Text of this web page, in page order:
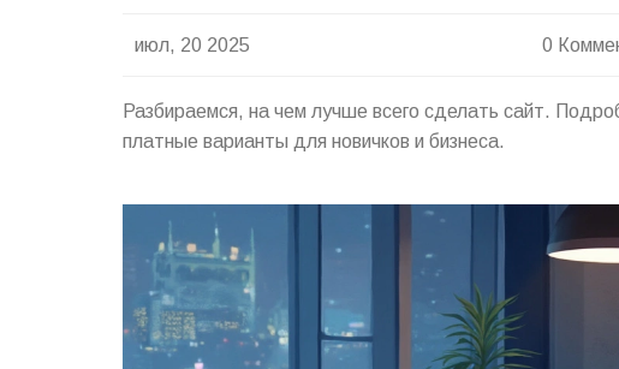
июл, 20 2025 0
Разбираемся, на чем лучше всего сделать сайт.
платные варианты для новичков и бизнеса.